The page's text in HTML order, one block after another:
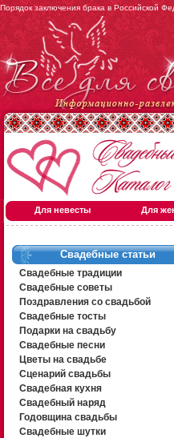
Порядок заключения брака в Российской
Для невесты Для
Свадебные статьи
Свадебные традиции
Свадебные советы
Поздравления со свадьбой
Свадебные тосты
Подарки на свадьбу
Свадебные песни
Цветы на свадьбе
Сценарий свадьбы
Свадебная кухня
Свадебный наряд
Годовщина свадьбы
Свадебные шутки